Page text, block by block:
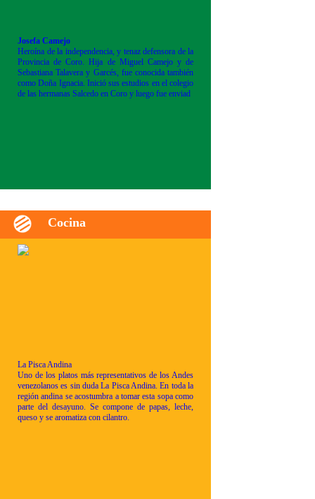
Josefa Camejo
Heroína de la independencia, y tenaz defensora de la
Provincia de Coro. Hija de Miguel Camejo y de
Sebastiana Talavera y Garcés, fue conocida también
como Doña Ignacia. Inició sus estudios en el colegio
de las hermanas Salcedo en Coro y luego fue enviad
Cocina
La Pisca Andina
Uno de los platos más representativos de los Andes
venezolanos es sin duda La Pisca Andina. En toda la
región andina se acostumbra a tomar esta sopa como
parte del desayuno. Se compone de papas, leche,
queso y se aromatiza con cilantro.